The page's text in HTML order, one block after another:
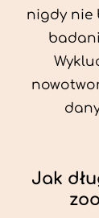
nigdy nie
Jak